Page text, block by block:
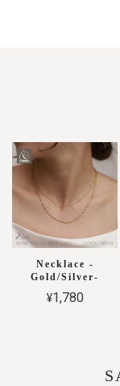
Necklace -
Gold/Silver-
¥1,780